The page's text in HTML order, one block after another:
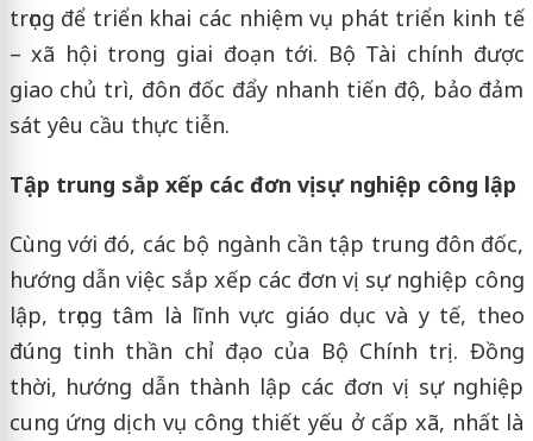
trọng để triển khai các nhiệm vụ phát triển kinh tế
– xã hội trong giai đoạn tới. Bộ Tài chính được
giao chủ trì, đôn đốc đẩy nhanh tiến độ, bảo đảm
sát yêu cầu thực tiễn.
Tập trung sắp xếp các đơn vị sự nghiệp công lập
Cùng với đó, các bộ ngành cần tập trung đôn đốc,
hướng dẫn việc sắp xếp các đơn vị sự nghiệp công
lập, trọng tâm là lĩnh vực giáo dục và y tế, theo
đúng tinh thần chỉ đạo của Bộ Chính trị. Đồng
thời, hướng dẫn thành lập các đơn vị sự nghiệp
cung ứng dịch vụ công thiết yếu ở cấp xã, nhất là